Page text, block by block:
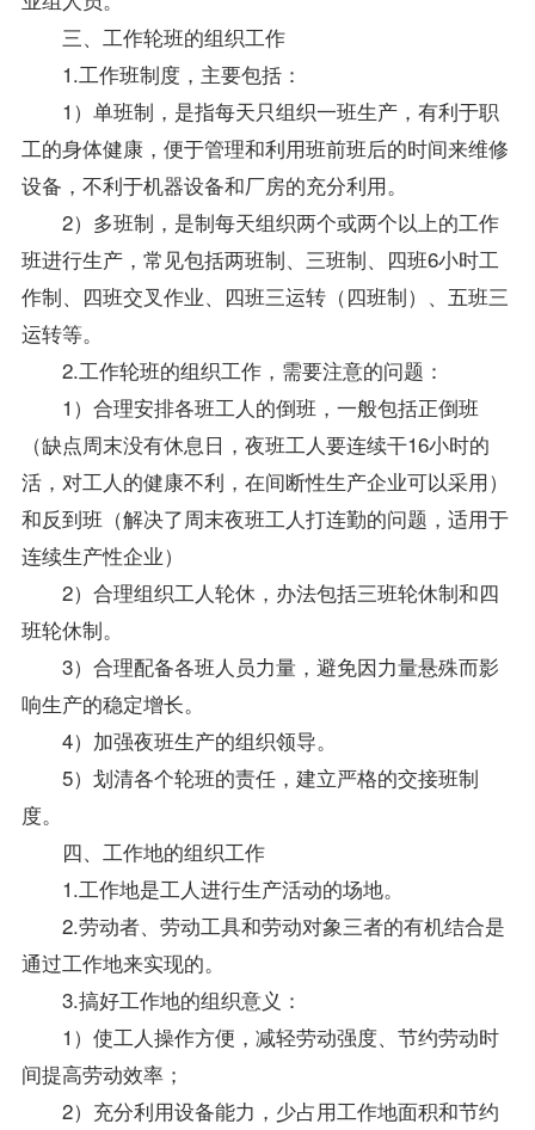
三、工作轮班的组织工作
1.工作班制度，主要包括：
1）单班制，是指每天只组织一班生产，有利于职
工的身体健康，便于管理和利用班前班后的时间来维修
设备，不利于机器设备和厂房的充分利用。
2）多班制，是制每天组织两个或两个以上的工作
班进行生产，常见包括两班制、三班制、四班6小时工
作制、四班交叉作业、四班三运转（四班制）、五班三
运转等。
2.工作轮班的组织工作，需要注意的问题：
1）合理安排各班工人的倒班，一般包括正倒班
（缺点周末没有休息日，夜班工人要连续干16小时的
活，对工人的健康不利，在间断性生产企业可以采用）
和反到班（解决了周末夜班工人打连勤的问题，适用于
连续生产性企业）
2）合理组织工人轮休，办法包括三班轮休制和四
班轮休制。
3）合理配备各班人员力量，避免因力量悬殊而影
响生产的稳定增长。
4）加强夜班生产的组织领导。
5）划清各个轮班的责任，建立严格的交接班制
度。
四、工作地的组织工作
1.工作地是工人进行生产活动的场地。
2.劳动者、劳动工具和劳动对象三者的有机结合是
通过工作地来实现的。
3.搞好工作地的组织意义：
1）使工人操作方便，减轻劳动强度、节约劳动时
间提高劳动效率；
2）充分利用设备能力，少占用工作地面积和节约